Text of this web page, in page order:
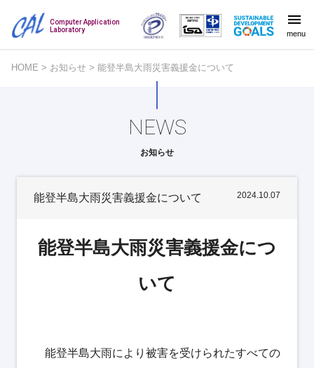
Computer Application
Laboratory
menu
HOME > お知らせ > 能登半島大雨災害義援金について
NEWS
お知らせ
2024.10.07
能登半島大雨災害義援金について
能登半島大雨災害義援金につ
いて
能登半島大雨により被害を受けられたすべての